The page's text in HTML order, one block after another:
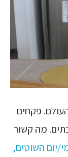
פקחים
מה קשור
יום השוטים,